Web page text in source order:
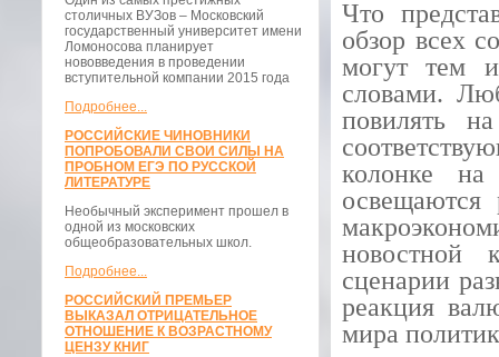
столичных ВУЗов – Московский
государственный университет имени
Ломоносова планирует
нововведения в проведении
вступительной компании 2015 года
Подробнее...
РОССИЙСКИЕ ЧИНОВНИКИ
ПОПРОБОВАЛИ СВОИ СИЛЫ НА
ПРОБНОМ ЕГЭ ПО РУССКОЙ
ЛИТЕРАТУРЕ
Необычный эксперимент прошел в
одной из московских
общеобразовательных школ.
Подробнее...
РОССИЙСКИЙ ПРЕМЬЕР
ВЫКАЗАЛ ОТРИЦАТЕЛЬНОЕ
ОТНОШЕНИЕ К ВОЗРАСТНОМУ
ЦЕНЗУ КНИГ
Что
обзор всех
могут тем
словами.
повилять
колонке
освещаются
новостной
сценарии
реакция
мира